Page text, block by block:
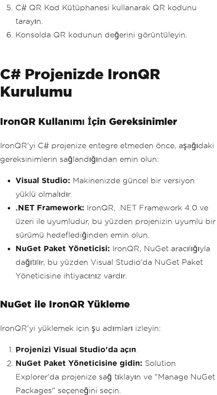
C# QR Kod Kütüphanesi kullanarak QR kodunu
tarayın.
Konsolda QR kodunun değerini görüntüleyin.
C# Projenizde IronQR
Kurulumu
IronQR Kullanımı İçin Gereksinimler
IronQR'yi C# projenize entegre etmeden önce, aşağıdaki
gereksinimlerin sağlandığından emin olun:
Visual Studio: Makinenizde güncel bir versiyon
yüklü olmalıdır.
.NET Framework: IronQR, .NET Framework 4.0 ve
üzeri ile uyumludur, bu yüzden projenizin uyumlu bir
sürümü hedeflediğinden emin olun.
NuGet Paket Yöneticisi: IronQR, NuGet aracılığıyla
dağıtılır, bu yüzden Visual Studio'da NuGet Paket
Yöneticisine ihtiyacınız vardır.
NuGet ile IronQR Yükleme
IronQR'yi yüklemek için şu adımları izleyin:
Projenizi Visual Studio'da açın
NuGet Paket Yöneticisine gidin: Solution
Explorer'da projenize sağ tıklayın ve "Manage NuGet
Packages" seçeneğini seçin.